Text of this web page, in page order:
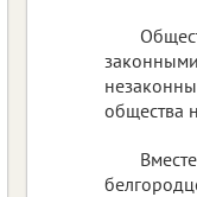
общества